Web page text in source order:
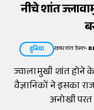
नीचे शांत
दुनिया खबरगांव डेस्क•
ज्वालामुखी शांत होने
वैज्ञानिकों ने इसका
अनोखी परत